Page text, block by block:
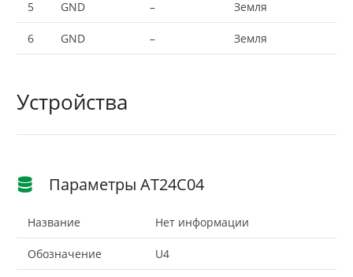
5 GND – Земля
6 GND – Земля
Устройства
Параметры AT24C04
Название Нет информации
Обозначение U4